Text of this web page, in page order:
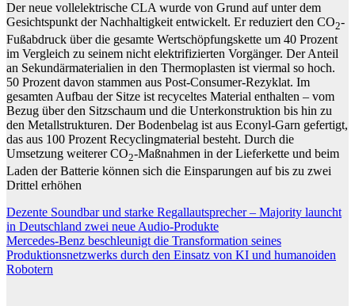
Der neue vollelektrische CLA wurde von Grund auf unter dem
Gesichtspunkt der Nachhaltigkeit entwickelt. Er reduziert den CO2-
Fußabdruck über die gesamte Wertschöpfungskette um 40 Prozent
im Vergleich zu seinem nicht elektrifizierten Vorgänger. Der Anteil
an Sekundärmaterialien in den Thermoplasten ist viermal so hoch.
50 Prozent davon stammen aus Post-Consumer-Rezyklat. Im
gesamten Aufbau der Sitze ist recyceltes Material enthalten – vom
Bezug über den Sitzschaum und die Unterkonstruktion bis hin zu
den Metallstrukturen. Der Bodenbelag ist aus Econyl-Garn gefertigt,
das aus 100 Prozent Recyclingmaterial besteht. Durch die
Umsetzung weiterer CO2-Maßnahmen in der Lieferkette und beim
Laden der Batterie können sich die Einsparungen auf bis zu zwei
Drittel erhöhen
Beitragsnavigation
Dezente Soundbar und starke Regallautsprecher – Majority launcht
in Deutschland zwei neue Audio-Produkte
Mercedes-Benz beschleunigt die Transformation seines
Produktionsnetzwerks durch den Einsatz von KI und humanoiden
Robotern